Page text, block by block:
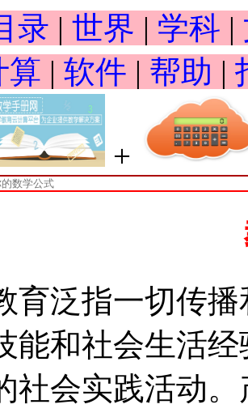
录 | 世界 | 学科 |
算 | 软件 | 帮助 |
+
育泛指一切传
能和社会生活
社会实践活动